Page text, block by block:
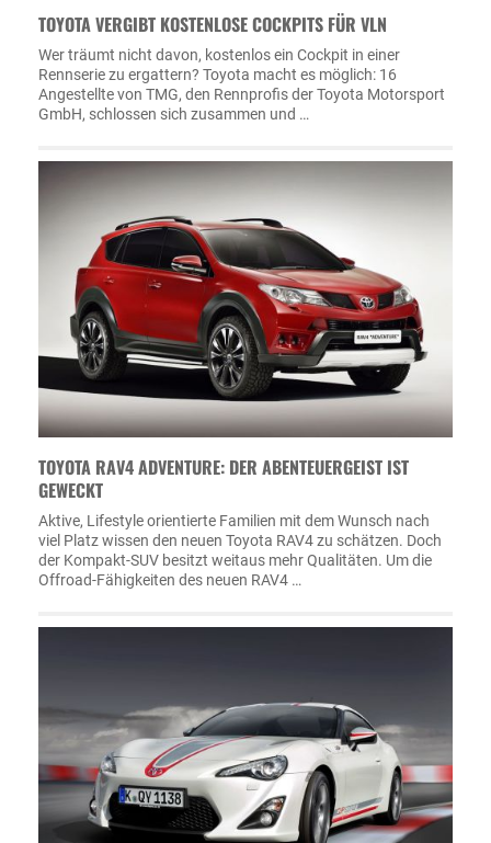
TOYOTA VERGIBT KOSTENLOSE COCKPITS FÜR VLN
Wer träumt nicht davon, kostenlos ein Cockpit in einer
Rennserie zu ergattern? Toyota macht es möglich: 16
Angestellte von TMG, den Rennprofis der Toyota Motorsport
GmbH, schlossen sich zusammen und …
TOYOTA RAV4 ADVENTURE: DER ABENTEUERGEIST IST
GEWECKT
Aktive, Lifestyle orientierte Familien mit dem Wunsch nach
viel Platz wissen den neuen Toyota RAV4 zu schätzen. Doch
der Kompakt-SUV besitzt weitaus mehr Qualitäten. Um die
Offroad-Fähigkeiten des neuen RAV4 …